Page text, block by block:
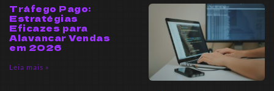
Tráfego Pago:
Estratégias
Eficazes para
Alavancar Vendas
em 2026
Leia mais »